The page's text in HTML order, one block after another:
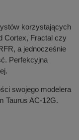
korzystających
Cortex, Fractal czy
a jednocześnie
Perfekcyjna
swojego modelera
Taurus AC-12G.